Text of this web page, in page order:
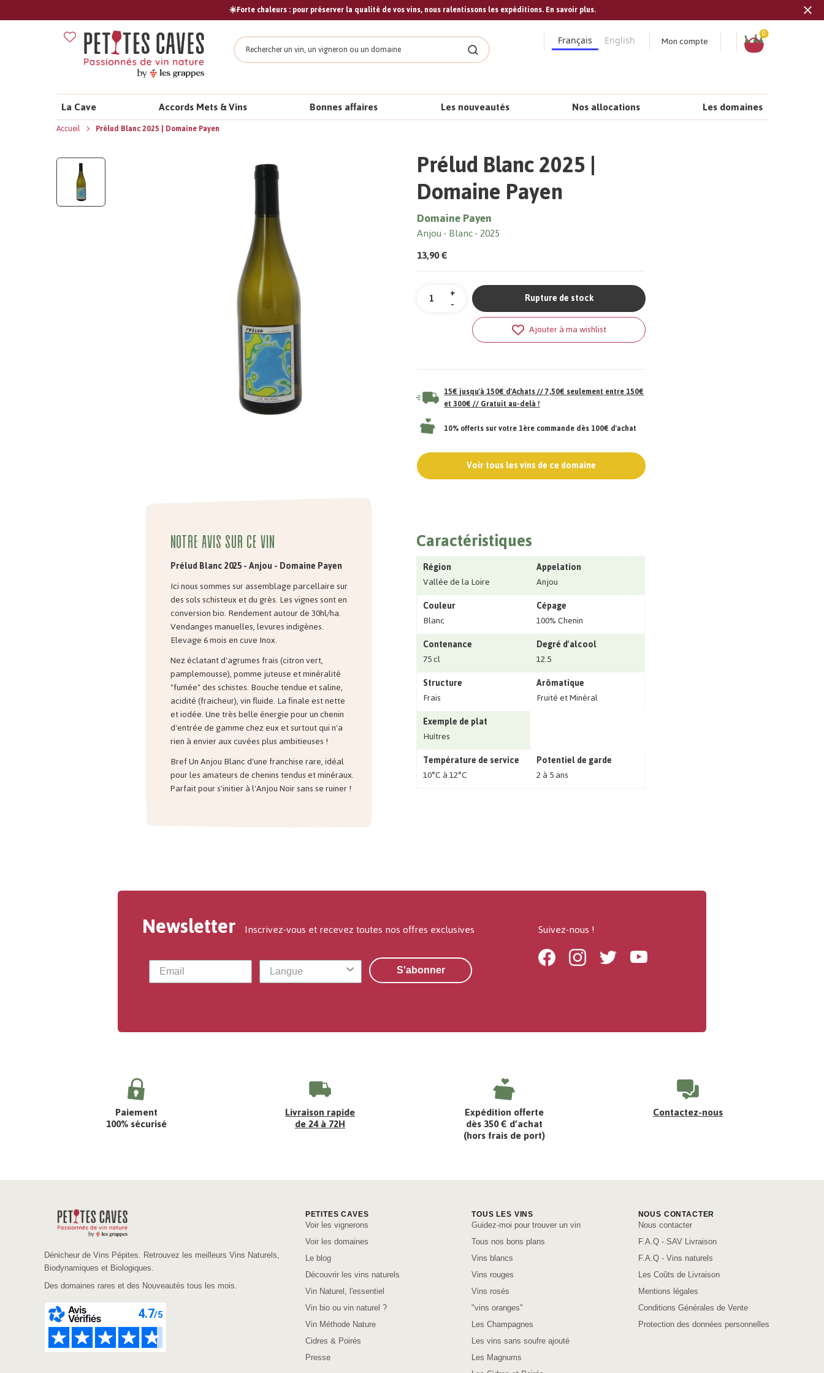
☀️Forte chaleurs : pour préserver la qualité de vos vins, nous ralentissons les expéditions. En savoir plus.
Rechercher
Rechercher
Français English Mon compte
Panier
0
La Cave Accords Mets & Vins Bonnes affaires Les nouveautés Nos allocations Les domaines
Accueil Prélud Blanc 2025 | Domaine Payen
Prélud Blanc 2025 |
Domaine Payen
Domaine Payen
Anjou Blanc 2025
13,90 €
Quantité +
-
Rupture de stock
Ajouter à ma wishlist
15€ jusqu'à 150€ d'Achats // 7,50€ seulement entre 150€
et 300€ // Gratuit au-delà !
10% offerts sur votre 1ère commande dès 100€ d'achat
Voir tous les vins de ce domaine
Notre avis sur ce vin
Prélud Blanc 2025 - Anjou - Domaine Payen
Ici nous sommes sur assemblage parcellaire sur
des sols schisteux et du grès. Les vignes sont en
conversion bio. Rendement autour de 30hl/ha.
Vendanges manuelles, levures indigènes.
Elevage 6 mois en cuve Inox.
Nez éclatant d'agrumes frais (citron vert,
pamplemousse), pomme juteuse et minéralité
"fumée" des schistes. Bouche tendue et saline,
acidité (fraicheur), vin fluide. La finale est nette
et iodée. Une très belle énergie pour un chenin
d'entrée de gamme chez eux et surtout qui n'a
rien à envier aux cuvées plus ambitieuses !
Bref Un Anjou Blanc d'une franchise rare, idéal
pour les amateurs de chenins tendus et minéraux.
Parfait pour s'initier à l'Anjou Noir sans se ruiner !
Caractéristiques
Région
Vallée de la Loire
Appelation
Anjou
Couleur
Blanc
Cépage
100% Chenin
Contenance
75 cl
Degré d'alcool
12.5
Structure
Frais
Arômatique
Fruité et Minéral
Exemple de plat
Huîtres
Température de service
10°C à 12°C
Potentiel de garde
2 à 5 ans
Newsletter Inscrivez-vous et recevez toutes nos offres exclusives
S'abonner
Suivez-nous !
FacebookInstagramTwitter Youtube
Paiement
100% sécurisé
Livraison rapide
de 24 à 72H
Expédition offerte
dès 350 € d’achat
(hors frais de port)
Contactez-nous
Dénicheur de Vins Pépites. Retrouvez les meilleurs Vins Naturels,
Biodynamiques et Biologiques.
Des domaines rares et des Nouveautés tous les mois.
PETITES CAVES
Voir les vignerons
Voir les domaines
Le blog
Découvrir les vins naturels
Vin Naturel, l'essentiel
Vin bio ou vin naturel ?
Vin Méthode Nature
Cidres & Poirés
Presse
TOUS LES VINS
Guidez-moi pour trouver un vin
Tous nos bons plans
Vins blancs
Vins rouges
Vins rosés
"vins oranges"
Les Champagnes
Les vins sans soufre ajouté
Les Magnums
NOUS CONTACTER
Nous contacter
F.A.Q - SAV Livraison
F.A.Q - Vins naturels
Les Coûts de Livraison
Mentions légales
Conditions Générales de Vente
Protection des données personnelles